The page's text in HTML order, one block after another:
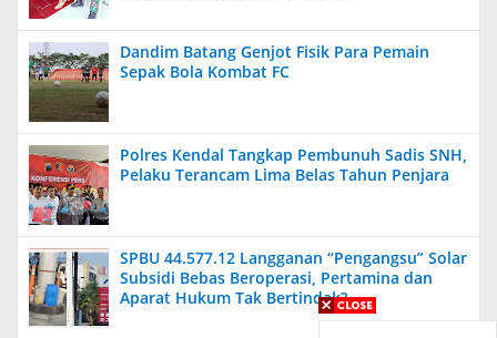
Dandim Batang Genjot Fisik Para Pemain
Sepak Bola Kombat FC
Polres Kendal Tangkap Pembunuh Sadis SNH,
Pelaku Terancam Lima Belas Tahun Penjara
SPBU 44.577.12 Langganan “Pengangsu” Solar
Subsidi Bebas Beroperasi, Pertamina dan
Aparat Hukum Tak Bertindak?